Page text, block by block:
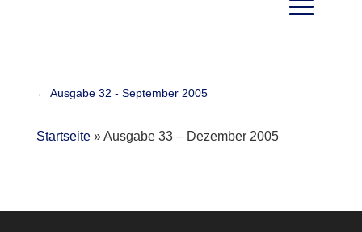
← Ausgabe 32 - September 2005
Startseite»Ausgabe 33 – Dezember 2005